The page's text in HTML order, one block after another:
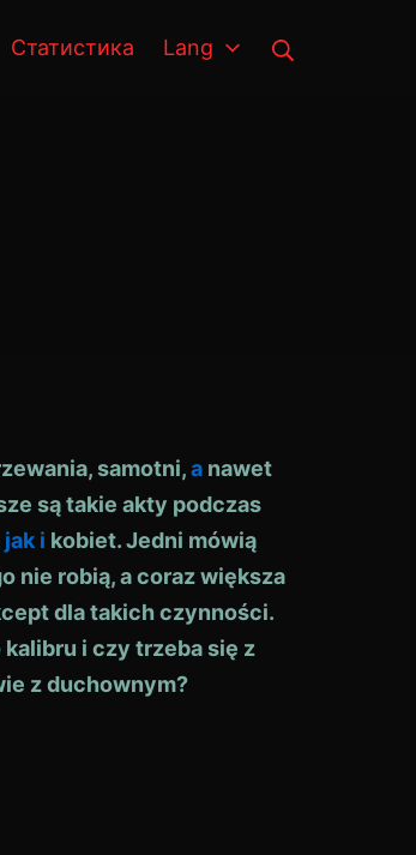
Статистика Lang
samotni,a nawet
są takie akty podczas
jak i kobiet. Jedni mówią
nie robią, a coraz większa
dla takich czynności.
i czy trzeba się z
z duchownym?